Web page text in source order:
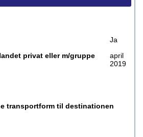
Ja
privat eller m/gruppe
april
2019
transportform til destinationen